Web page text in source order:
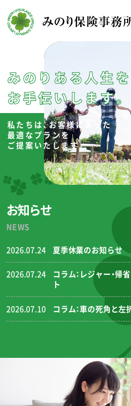
みのりある人生を
お手伝いします。
私たちは、お客様にあった
最適なプランを
ご提案いたします。
お知らせ
NEWS
2026.07.24 夏季休業のお知らせ
2026.07.24
コラム：レジャー・帰
ト
2026.07.10 コラム：車の死角と